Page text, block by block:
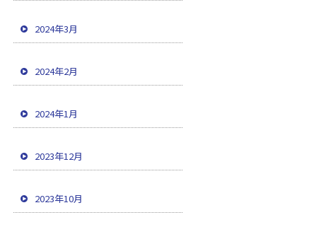
2024年3月
2024年2月
2024年1月
2023年12月
2023年10月